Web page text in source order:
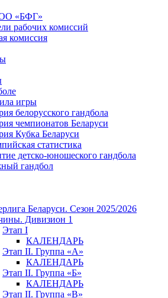
«БФГ»
рабочих комиссий
комиссия
игры
белорусского гандбола
чемпионатов Беларуси
Кубка Беларуси
статистика
детско-юношеского гандбола
гандбол
Беларуси. Сезон 2025/2026
Дивизион 1
Этап I
КАЛЕНДАРЬ
Этап II. Группа «А»
КАЛЕНДАРЬ
Этап II. Группа «Б»
КАЛЕНДАРЬ
Этап II. Группа «В»